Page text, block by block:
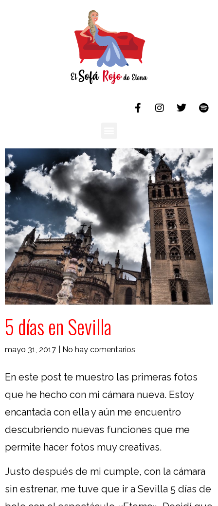
5 días en Sevilla
mayo 31, 2017 No hay comentarios
En este post te muestro las primeras fotos
que he hecho con mi cámara nueva. Estoy
encantada con ella y aún me encuentro
descubriendo nuevas funciones que me
permite hacer fotos muy creativas.
Justo después de mi cumple, con la cámara
sin estrenar, me tuve que ir a Sevilla 5 días de